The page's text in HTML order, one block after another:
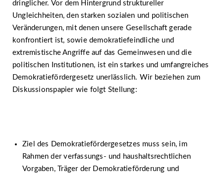
dringlicher. Vor dem Hintergrund struktureller
Ungleichheiten, den starken sozialen und politischen
Veränderungen, mit denen unsere Gesellschaft gerade
konfrontiert ist, sowie demokratiefeindliche und
extremistische Angriffe auf das Gemeinwesen und die
politischen Institutionen, ist ein starkes und umfangreiches
Demokratiefördergesetz unerlässlich. Wir beziehen zum
Diskussionspapier wie folgt Stellung:
Ziel des Demokratiefördergesetzes muss sein, im
Rahmen der verfassungs- und haushaltsrechtlichen
Vorgaben, Träger der Demokratieförderung und